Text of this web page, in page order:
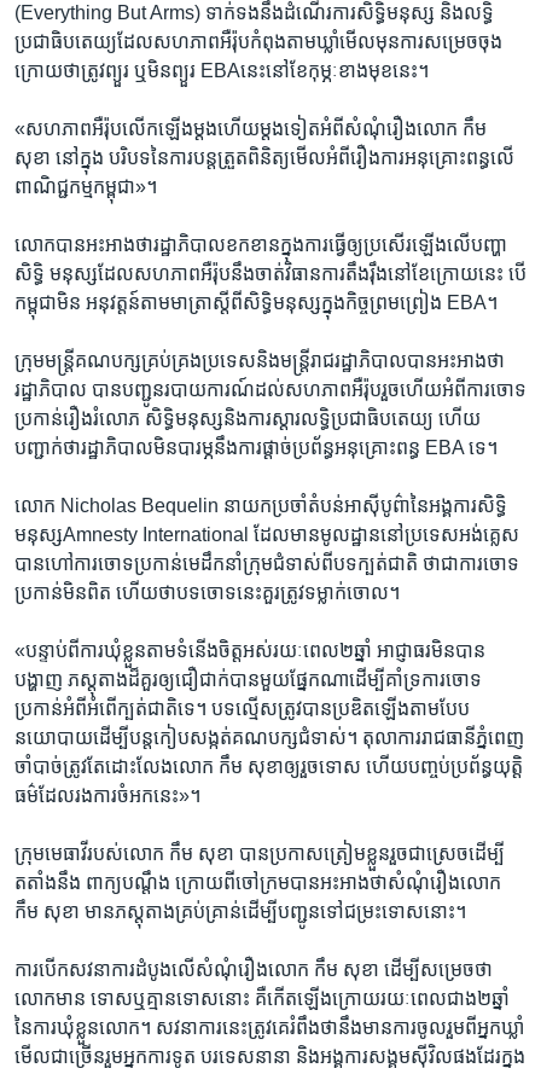
(Everything But Arms) ទាក់ទង​នឹង​ដំណើរការ​សិទ្ធិមនុស្ស និង​លទ្ធិ
ប្រជាធិបតេយ្យ​ដែល​សហភាព​អឺរ៉ុប​កំពុង​តាម​ឃ្លាំ​មើល​មុន​ការ​សម្រេច​ចុង​
ក្រោយ​ថា​ត្រូវ​ព្យួរ ឬ​មិន​ព្យួរ EBA​នេះ​នៅ​ខែ​កុម្ភៈ​ខាង​មុខ​នេះ។
«សហភាព​អឺរ៉ុប​លើក​ឡើង​ម្ដង​ហើយ​ម្តង​ទៀត​អំពី​សំណុំ​រឿង​លោក ​កឹម
សុខា ​នៅ​ក្នុង បរិបទ​នៃ​ការ​បន្ត​ត្រួត​ពិនិត្យ​មើល​អំពី​រឿង​ការ​អនុគ្រោះ​ពន្ធ​លើ​
ពាណិជ្ជកម្ម​កម្ពុជា»។
លោក​បាន​អះអាង​ថា​រដ្ឋាភិបាល​ខកខាន​ក្នុង​ការ​ធ្វើ​ឲ្យ​ប្រសើរ​ឡើង​លើ​បញ្ហា​
សិទ្ធិ មនុស្ស​ដែល​សហភាព​អឺរ៉ុប​នឹង​ចាត់​វិធានការ​តឹងរ៉ឹង​នៅ​ខែ​ក្រោយ​នេះ ​បើ​
កម្ពុជា​មិន អនុវត្តន៍​តាម​មាត្រា​ស្ដីពី​សិទ្ធិមនុស្ស​ក្នុង​កិច្ច​ព្រមព្រៀង​ EBA។
ក្រុម​មន្ត្រី​គណបក្ស​គ្រប់គ្រង​ប្រទេស​និង​មន្ត្រី​រាជរដ្ឋាភិបាល​បាន​អះអាង​ថា​
រដ្ឋាភិបាល បាន​បញ្ជូន​របាយ​ការណ៍​ដល់​សហភាព​អឺរ៉ុប​រួចហើយ​អំពី​ការ​ចោទ​
ប្រកាន់​រឿង​រំលោភ សិទ្ធិមនុស្ស​និង​ការ​ស្ដារ​លទ្ធិប្រជាធិបតេយ្យ​ ហើយ​
បញ្ជាក់​ថា​រដ្ឋាភិបាល​មិន​បារម្ភ​នឹង​ការ​ផ្ដាច់​ប្រព័ន្ធ​អនុគ្រោះ​ពន្ធ ​EBA​ ទេ។
លោក ​Nicholas Bequelin ​នាយក​ប្រចាំ​តំបន់​អាស៊ី​បូព៌ា​នៃ​អង្គការ​សិទ្ធិ
មនុស្ស​Amnesty International ​ដែល​មាន​មូលដ្ឋាន​នៅ​ប្រទេស​អង់គ្លេស​ ​
បាន​ហៅ​ការ​ចោទ​ប្រកាន់​មេដឹកនាំ​ក្រុម​ជំទាស់​ពី​បទ​ក្បត់​ជាតិ​ ​ថា​ជា​ការ​ចោទ​
ប្រកាន់​មិន​ពិត ​ហើយ​ថា​បទ​ចោទ​នេះ​គួរ​ត្រូវ​ទម្លាក់​ចោល។
«បន្ទាប់​ពី​ការ​ឃុំខ្លួន​តាម​ទំនើងចិត្ត​អស់​រយៈ​ពេល​២​ឆ្នាំ​ អាជ្ញាធរ​មិន​បាន​
បង្ហាញ ភស្តុតាង​ដ៏​គួរ​ឲ្យ​ជឿ​ជាក់​បាន​មួយ​ផ្នែក​ណា​ដើម្បី​គាំទ្រ​ការ​ចោទ​
ប្រកាន់​អំពី​អំពើ​ក្បត់​ជាតិ​ទេ‍។ បទ​ល្មើស​ត្រូវ​បាន​ប្រឌិត​ឡើង​តាម​បែប​
នយោបាយ​ដើម្បី​បន្ត​កៀបសង្កត់​គណបក្ស​ជំទាស់។​ តុលាការ​រាជធានី​ភ្នំពេញ​
ចាំបាច់​ត្រូវតែ​ដោះលែង​លោក ​កឹម សុខា​ឲ្យ​រួច​ទោស​ ហើយ​បញ្ចប់​ប្រព័ន្ធ​យុត្តិ
ធម៌​ដែល​រង​ការ​ចំអក​នេះ»។
ក្រុម​មេធាវី​របស់​លោក ​កឹម សុខា ​បាន​ប្រកាស​ត្រៀមខ្លួន​រួច​ជា​ស្រេច​ដើម្បី​
តតាំង​នឹង ពាក្យ​បណ្ដឹង​ ក្រោយពី​ចៅក្រម​បាន​អះអាង​ថា​សំណុំ​រឿង​លោក ​
កឹម សុខា ​មាន​ភស្តុតាង​គ្រប់​គ្រាន់​ដើម្បី​បញ្ជូន​ទៅ​ជម្រះ​ទោស​នោះ។
ការ​បើក​សវនាការ​ដំបូង​លើ​សំណុំ​រឿង​លោក ​កឹម សុខា ​ដើម្បី​សម្រេច​ថា​
លោក​មាន ទោស​ឬ​គ្មាន​ទោស​នោះ ​គឺ​កើត​ឡើង​ក្រោយ​រយៈពេល​ជាង​២ឆ្នាំ​
នៃ​ការ​ឃុំខ្លួន​លោក។ សវនាការ​នេះ​ត្រូវ​គេ​រំពឹង​ថា​នឹង​មានការ​ចូលរួម​ពី​អ្នក​ឃ្លាំ
មើល​ជាច្រើន​រួម​អ្នក​ការទូត បរទេស​នានា​ និង​អង្គការ​សង្គម​ស៊ីវិល​ផង​ដែរ​ក្នុង​